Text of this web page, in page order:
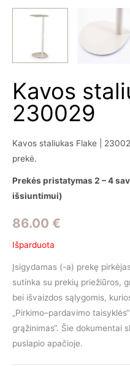
Kavos
230029
Kavos staliukas Flake |
prekė.
Prekės pristatymas 2 – 4
išsiuntimui)
86.00 €
Išparduota
Įsigydamas (-a) prekę
sutinka su prekių priežiūros,
bei išvaizdos sąlygomis,
„Pirkimo–pardavimo
grąžinimas“. Šie dokumentai
puslapio apačioje.